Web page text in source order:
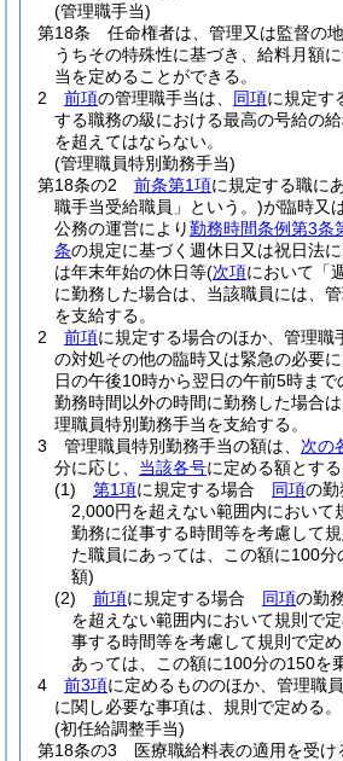
(管理職手当)
第18条
任命権者は、管理又は監督の
うちその特殊性に基づき、給料月額
当を定めることができる。
2
前項の管理職手当は、 同項に規定す
する職務の級における最高の号給の
を超えてはならない。
(管理職員特別勤務手当)
第18条の2
前条第1項に規定する職に
職手当受給職員」という。)が臨時又
公務の運営により勤務時間条例第3条
条の規定に基づく週休日又は祝日法
は年末年始の休日等(次項において「
に勤務した場合は、当該職員には、
を支給する。
2
前項に規定する場合のほか、管理職
の対処その他の臨時又は緊急の必要
日の午後10時から翌日の午前5時ま
勤務時間以外の時間に勤務した場合
理職員特別勤務手当を支給する。
3
管理職員特別勤務手当の額は、 次の
分に応じ、 当該各号に定める額とする
(1)
第1項に規定する場合 同項の勤
2,000円を超えない範囲内において
勤務に従事する時間等を考慮して
た職員にあっては、この額に100
額)
(2)
前項に規定する場合 同項の勤
を超えない範囲内において規則で
事する時間等を考慮して規則で定
あっては、この額に100分の150を
4
前3項に定めるもののほか、管理職
に関し必要な事項は、規則で定める。
(初任給調整手当)
第18条の3
医療職給料表の適用を受